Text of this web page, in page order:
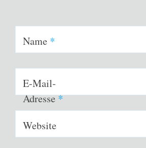
Name *
E-Mail-
Adresse*
Website